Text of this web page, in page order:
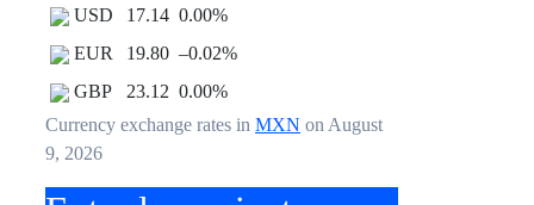
USD
17.14 0.00%
EUR
19.80 –0.02%
GBP
23.12 0.00%
Currency exchange rates in MXN on August
9, 2026